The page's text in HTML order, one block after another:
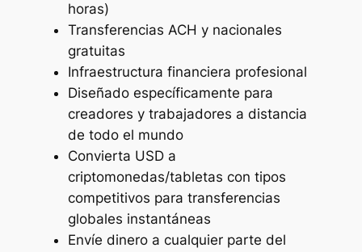
horas)
Transferencias ACH y nacionales
gratuitas
Infraestructura financiera profesional
Diseñado específicamente para
creadores y trabajadores a distancia
de todo el mundo
Convierta USD a
criptomonedas/tabletas con tipos
competitivos para transferencias
globales instantáneas
Envíe dinero a cualquier parte del